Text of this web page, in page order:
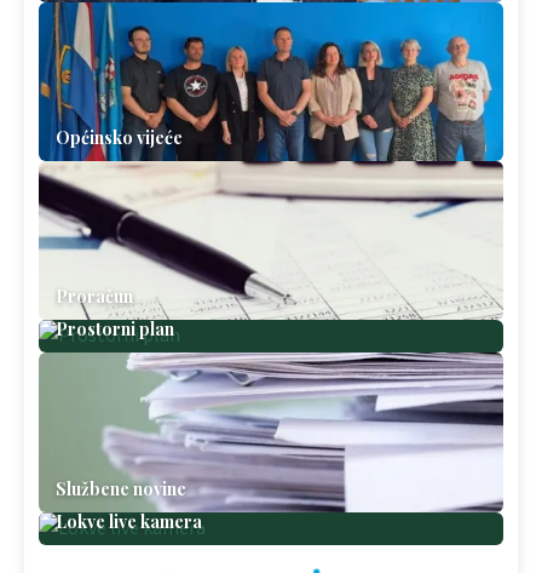
Općinsko vijeće
Proračun
Prostorni plan
Službene novine
Lokve live kamera